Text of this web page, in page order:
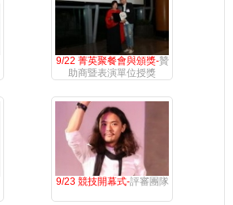
9/22 菁英聚餐會與頒獎-贊
助商暨表演單位授獎
9/23 競技開幕式-評審團隊